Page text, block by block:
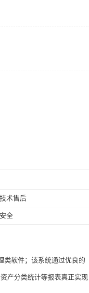
术售后
全
类软件；该系统通过优良的
产分类统计等报表真正实现